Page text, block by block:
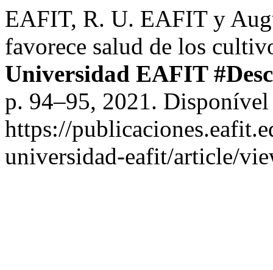
EAFIT, R. U. EAFIT y
favorece salud de los
Universidad EAFIT
p. 94–95, 2021. Disponível
https://
universidad-eafit/article/